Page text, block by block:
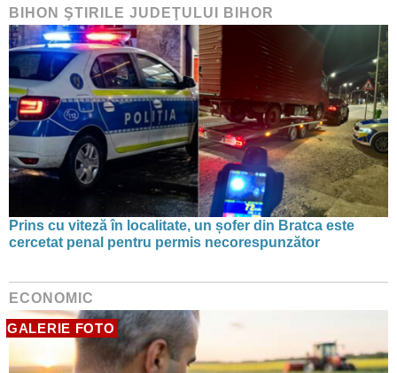
BIHON ŞTIRILE JUDEŢULUI BIHOR
Prins cu viteză în localitate, un șofer din Bratca este
cercetat penal pentru permis necorespunzător
ECONOMIC
GALERIE FOTO